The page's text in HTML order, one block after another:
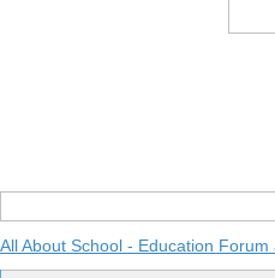
All About School - Education Forum